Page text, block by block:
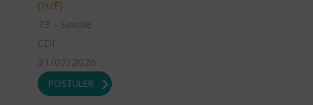
(H/F)
73 - Savoie
CDI
31/07/2026
POSTULER